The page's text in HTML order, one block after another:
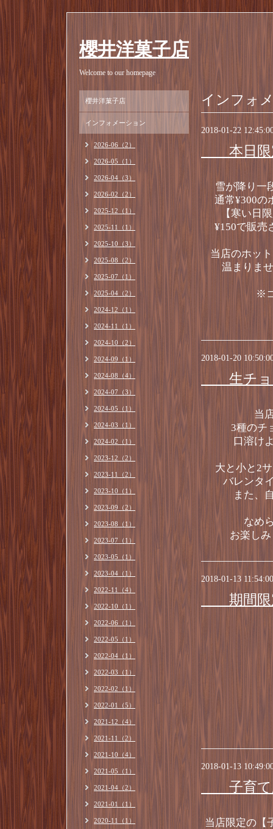
櫻井洋菓子店
Welcome to our homepage
インフォ
2018-01-22
本日限
雪が降り一
通常¥300の
【寒い日
¥150で販売
当店のホッ
温まりま
※
2018-01-20
生チョ
当
3種のチ
口溶け
大と小と2
バレンタ
また、
なめ
お楽し
2018-01-13 11:54:00
期間限
2018-01-13
子育て
当店限定の【
櫻井洋菓子店
インフォメーション
2026-06（2）
2026-05（1）
2026-04（3）
2026-02（2）
2025-12（1）
2025-11（1）
2025-10（3）
2025-08（2）
2025-07（1）
2025-04（2）
2024-12（1）
2024-11（1）
2024-10（2）
2024-09（1）
2024-08（4）
2024-07（3）
2024-05（1）
2024-03（1）
2024-02（1）
2023-12（2）
2023-11（2）
2023-10（1）
2023-09（2）
2023-08（1）
2023-07（1）
2023-05（1）
2023-04（1）
2022-11（4）
2022-10（1）
2022-06（1）
2022-05（1）
2022-04（1）
2022-03（1）
2022-02（1）
2022-01（5）
2021-12（4）
2021-11（2）
2021-10（4）
2021-05（1）
2021-04（2）
2021-01（1）
2020-11（1）